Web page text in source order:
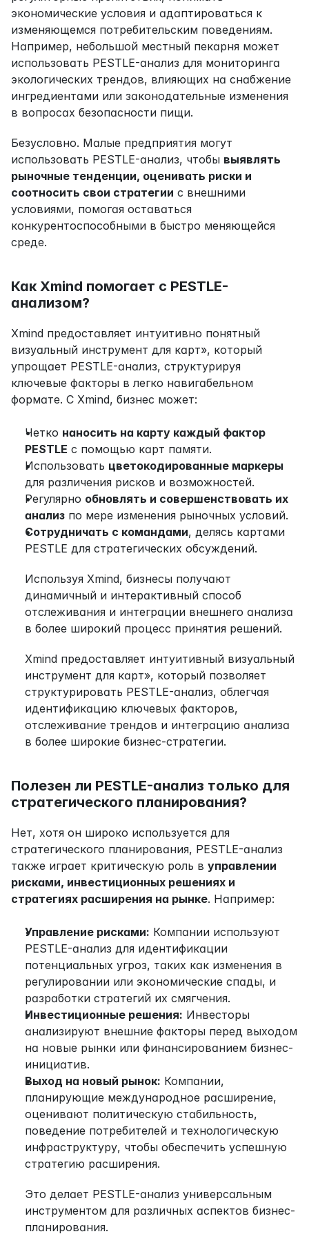
экономические условия и адаптироваться к
изменяющемся потребительским поведениям.
Например, небольшой местный пекарня может
использовать PESTLE-анализ для мониторинга
экологических трендов, влияющих на снабжение
ингредиентами или законодательные изменения
в вопросах безопасности пищи.
Безусловно. Малые предприятия могут
использовать PESTLE-анализ, чтобы выявлять
рыночные тенденции, оценивать риски и
соотносить свои стратегии с внешними
условиями, помогая оставаться
конкурентоспособными в быстро меняющейся
среде.
Как Xmind помогает с PESTLE-
анализом?
Xmind предоставляет интуитивно понятный
визуальный инструмент для карт», который
упрощает PESTLE-анализ, структурируя
ключевые факторы в легко навигабельном
формате. С Xmind, бизнес может:
Четко наносить на карту каждый фактор
PESTLE с помощью карт памяти.
Использовать цветокодированные маркеры
для различения рисков и возможностей.
Регулярно обновлять и совершенствовать их
анализ по мере изменения рыночных условий.
Сотрудничать с командами, делясь картами
PESTLE для стратегических обсуждений.
Используя Xmind, бизнесы получают
динамичный и интерактивный способ
отслеживания и интеграции внешнего анализа
в более широкий процесс принятия решений.
Xmind предоставляет интуитивный визуальный
инструмент для карт», который позволяет
структурировать PESTLE-анализ, облегчая
идентификацию ключевых факторов,
отслеживание трендов и интеграцию анализа
в более широкие бизнес-стратегии.
Полезен ли PESTLE-анализ только для
стратегического планирования?
Нет, хотя он широко используется для
стратегического планирования, PESTLE-анализ
также играет критическую роль в управлении
рисками, инвестиционных решениях и
стратегиях расширения на рынке. Например:
Управление рисками: Компании используют
PESTLE-анализ для идентификации
потенциальных угроз, таких как изменения в
регулировании или экономические спады, и
разработки стратегий их смягчения.
Инвестиционные решения: Инвесторы
анализируют внешние факторы перед выходом
на новые рынки или финансированием бизнес-
инициатив.
Выход на новый рынок: Компании,
планирующие международное расширение,
оценивают политическую стабильность,
поведение потребителей и технологическую
инфраструктуру, чтобы обеспечить успешную
стратегию расширения.
Это делает PESTLE-анализ универсальным
инструментом для различных аспектов бизнес-
планирования.